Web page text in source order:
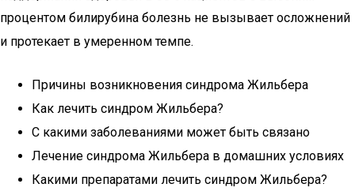
процентом билирубина болезнь не вызывает осложнений
и протекает в умеренном темпе.
Причины возникновения синдрома Жильбера
Как лечить синдром Жильбера?
С какими заболеваниями может быть связано
Лечение синдрома Жильбера в домашних условиях
Какими препаратами лечить синдром Жильбера?